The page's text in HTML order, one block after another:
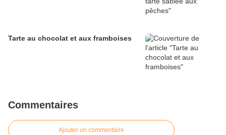
Tarte au chocolat et aux framboises
Commentaires
Ajouter un commentaire